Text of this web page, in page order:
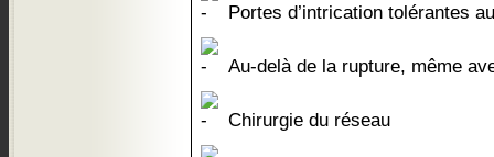
Portes d’intrication tolérantes
Au-delà de la rupture, même
Chirurgie du réseau